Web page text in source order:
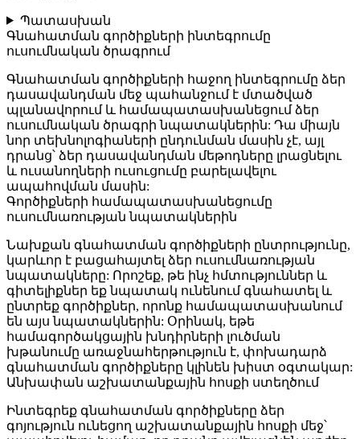
Պատասխան
Գնահատման գործիքների ինտեգրումը
ուսումնական ծրագրում
Գնահատման գործիքների հաջող ինտեգրումը ձեր
դասավանդման մեջ պահանջում է մտածված
պլանավորում և համապատասխանեցում ձեր
ուսումնական ծրագրի նպատակներին: Դա միայն
նոր տեխնոլոգիաների ընդունման մասին չէ, այլ
դրանց՝ ձեր դասավանդման մեթոդները լրացնելու
և ուսանողների ուսուցումը բարելավելու
ապահովման մասին:
Գործիքների համապատասխանեցումը
ուսումնառության նպատակներին
Նախքան գնահատման գործիքների ընտրությունը,
կարևոր է բացահայտել ձեր ուսումնառության
նպատակները: Որոշեք, թե ինչ հմտություններ և
գիտելիքներ եք նպատակ ունենում գնահատել և
ընտրեք գործիքներ, որոնք համապատասխանում
են այս նպատակներին: Օրինակ, եթե
համագործակցային խնդիրների լուծման
խթանումը առաջնահերթություն է, փոխադարձ
գնահատման գործիքները կլինեն խիստ օգտակար:
Անխափան աշխատանքային հոսքի ստեղծում
Ինտեգրեք գնահատման գործիքները ձեր
գոյություն ունեցող աշխատանքային հոսքի մեջ՝